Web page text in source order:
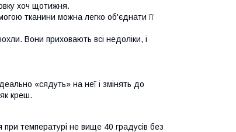
хоч щотижня.
тканини можна легко об'єднати її
Вони приховають всі недоліки, і
«сядуть» на неї і змінять до
креш.
температурі не вище 40 градусів без